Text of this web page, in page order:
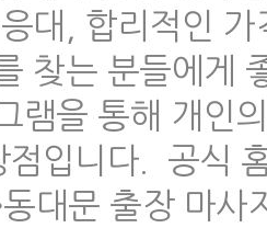
대, 합리적인
찾는 분들에게
램을 통해 개인
점입니다. 공식
대문 출장 마